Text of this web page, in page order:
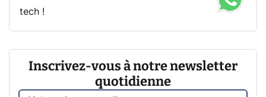
tech !
Inscrivez-vous à notre newsletter
quotidienne